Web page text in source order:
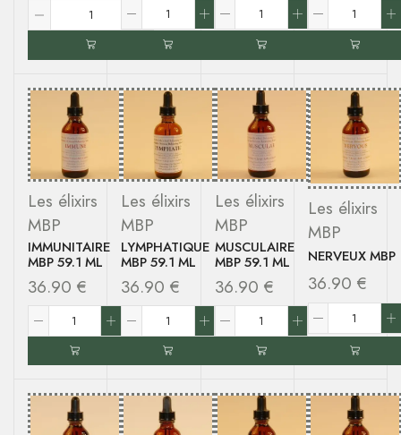
Les élixirs
MBP
IMMUNITAIRE
MBP 59.1 ML
36.90 €
Les élixirs
MBP
LYMPHATIQUE
MBP 59.1 ML
36.90€
Les élixirs
MBP
MUSCULAIRE
MBP 59.1 ML
36.90 €
Les élixirs
MBP
NERVEUX MBP
36.90 €